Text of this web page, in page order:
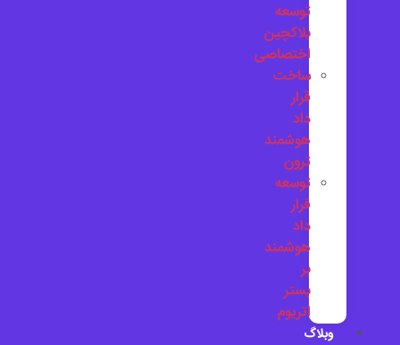
توسعه
بلاکچین
اختصاصی
ساخت
قرار
داد
هوشمند
ترون
توسعه
قرار
داد
هوشمند
بر
بستر
اتریوم
وبلاگ